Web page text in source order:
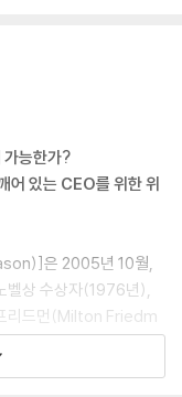
는 기업은 무엇보다 분
이윤을 남기고 더 높은
객과 사회에 유익한 방
. (123쪽)
는 환경적 요소다. 기업
불평등성’을 인정해야
. 기업이라는 특정 조직
를 도입하지 않으면 시장
이다. 반면 존재론적 차
고 그걸로 충분한가? 동
가능한가?
어 있는 CEO를 위한 위
은 2005년 10월,
벨상 수상자(1976년),
리드먼(Milton Friedm
. 두 사람은 기업의 사
를 드러냈고, 이들의 논